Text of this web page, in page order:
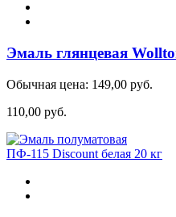
Эмаль глянцевая
Обычная цена: 149,00 руб.
110,00 руб.